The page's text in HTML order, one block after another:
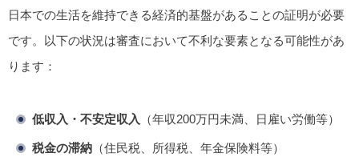
日本での生活を維持できる経済的基盤があることの証明が必要
です。以下の状況は審査において不利な要素となる可能性があ
ります：
低収入・不安定収入 （年収200万円未満、日雇い労働等）
税金の滞納 （住民税、所得税、年金保険料等）